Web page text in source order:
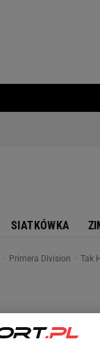
SIATKÓWKA
Primera Division Tak